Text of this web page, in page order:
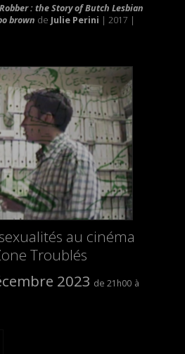
: the Story of Butch Lesbian
brown de Julie Perini | 2017 |
au cinéma
Troublés
2023
21h00